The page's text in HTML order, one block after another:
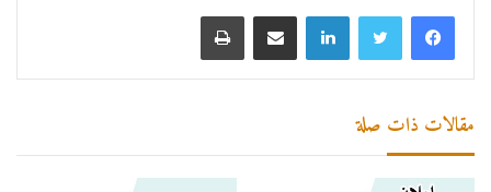
لينكدإن مشاركة عبر البريد طباعة
مقالات ذات صلة